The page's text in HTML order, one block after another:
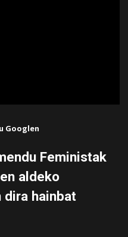
Googlen
Feministak
aldeko
hainbat